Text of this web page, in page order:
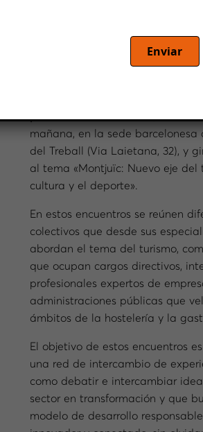
Llega la segunda cita de los
Turismo organizados por Foment
mañana, en la sede barcelonesa
del Treball (Via Laietana, 32), y
al tema «Montjuïc: Nuevo eje del
cultura y el deporte».
En estos encuentros se reúnen
colectivos que desde sus
abordan el tema del turismo,
que ocupan cargos directivos,
profesionales expertos de
administraciones públicas que
ámbitos de la hostelería y la
El objetivo de estos encuentros
una red de intercambio de
como debatir e intercambiar
sector en transformación y que
modelo de desarrollo
Enviar